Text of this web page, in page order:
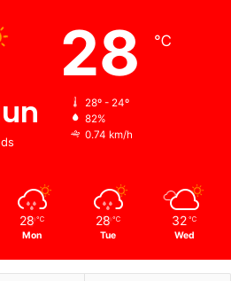
28 ℃
28º - 24º
82%
0.74 km/h
28 ℃
Mon
28 ℃
Tue
32 ℃
Wed